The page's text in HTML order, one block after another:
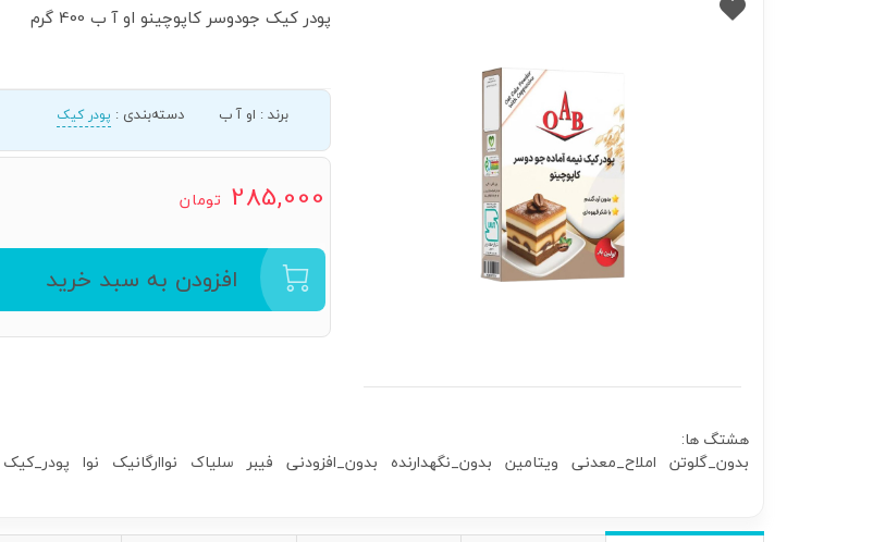
پودر کیک جودوسر کاپوچینو او آ ب 400 گرم
برند: او آ ب دسته‌بندی : پودر کیک
285,000 تومان
افزودن به سبد خرید
هشتگ ها:
بدون_گلوتن املاح_معدنی ویتامین بدون_نگهدارنده بدون_افزودنی فیبر سلیاک نواارگانیک نوا پودر_کیک